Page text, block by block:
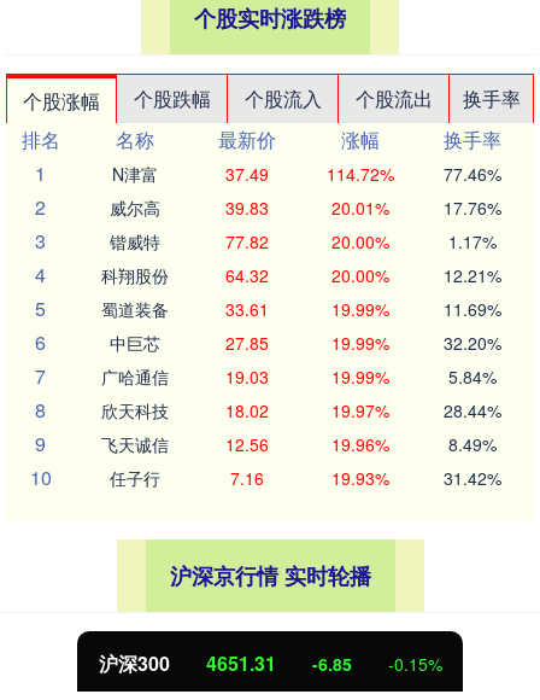
个股实时涨跌榜
个股涨幅 个股跌幅 个股流入 个股流出
换手率
排名
名称 最新价 涨幅
换手率
1
N津富 37.49 114.72% 77.46%
2 威尔高 39.83 20.01% 17.76%
3 锴威特 77.82 20.00% 1.17%
4 科翔股份 64.32 20.00% 12.21%
5 蜀道装备 33.61 19.99% 11.69%
6 中巨芯 27.85 19.99% 32.20%
7 广哈通信 19.03 19.99% 5.84%
8 欣天科技 18.02 19.97% 28.44%
9 飞天诚信 12.56 19.96% 8.49%
10 任子行 7.16 19.93% 31.42%
沪深京行情 实时轮播
沪深300 4651.31 -6.85 -0.15%